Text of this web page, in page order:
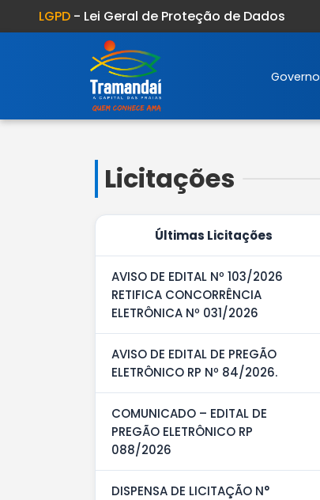
LGPD- Lei Geral de Proteção de Dados
Governo
Licitações
Últimas Licitações
AVISO DE EDITAL Nº 103/2026
RETIFICA CONCORRÊNCIA
ELETRÔNICA Nº 031/2026
AVISO DE EDITAL DE PREGÃO
ELETRÔNICO RP Nº 84/2026.
COMUNICADO – EDITAL DE
PREGÃO ELETRÔNICO RP
088/2026
DISPENSA DE LICITAÇÃO N°